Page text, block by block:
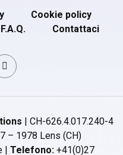
Cookie policy
F.A.Q. Contattaci
| CH-626.4.017.240-4
– 1978 Lens (CH)
| Telefono: +41(0)27